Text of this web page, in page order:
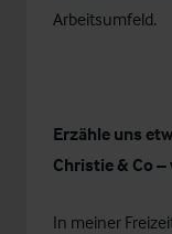
Arbeitsumfeld.
Erzähle uns
Christie & Co
In meiner